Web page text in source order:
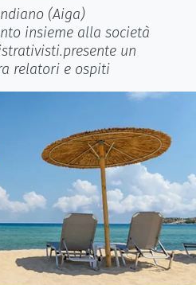
(Aiga)
insieme alla società
un
relatori e ospiti